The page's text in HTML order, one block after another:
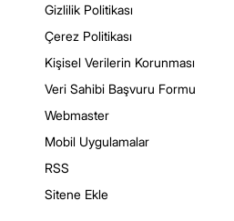
Gizlilik Politikası
Çerez Politikası
Kişisel Verilerin Korunması
Veri Sahibi Başvuru Formu
Webmaster
Mobil Uygulamalar
RSS
Sitene Ekle